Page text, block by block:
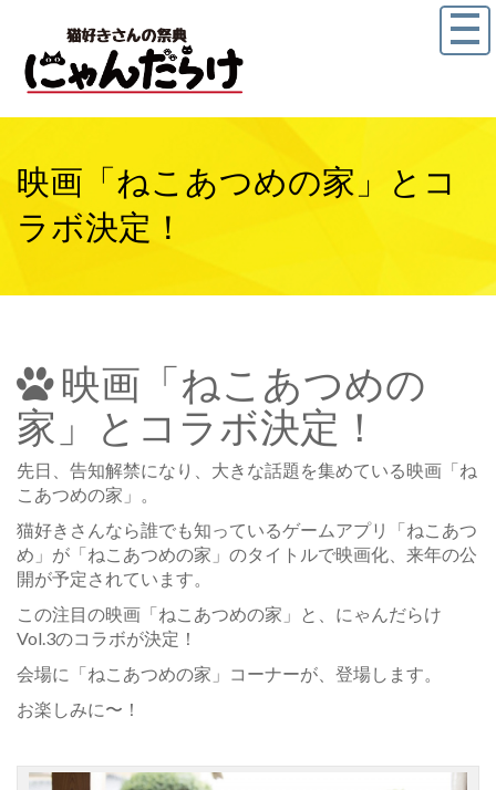
映画「ねこあつめの家」とコ
ラボ決定！
映画「ねこあつめの
家」とコラボ決定！
先日、告知解禁になり、大きな話題を集めている映画「ね
こあつめの家」。
猫好きさんなら誰でも知っているゲームアプリ「ねこあつ
め」が「ねこあつめの家」のタイトルで映画化、来年の公
開が予定されています。
この注目の映画「ねこあつめの家」と、にゃんだらけ
Vol.3のコラボが決定！
会場に「ねこあつめの家」コーナーが、登場します。
お楽しみに〜！